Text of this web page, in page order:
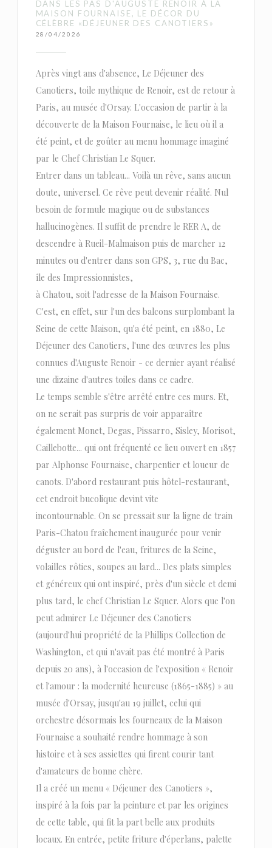
DANS LES PAS D'AUGUSTE RENOIR À LA
MAISON FOURNAISE, LE DÉCOR DU
CÉLÈBRE «DÉJEUNER DES CANOTIERS»
28/04/2026
Après vingt ans d'absence, Le Déjeuner des
Canotiers, toile mythique de Renoir, est de retour à
Paris, au musée d'Orsay. L'occasion de partir à la
découverte de la Maison Fournaise, le lieu où il a
été peint, et de goûter au menu hommage imaginé
par le Chef Christian Le Squer.
Entrer dans un tableau... Voilà un rêve, sans aucun
doute, universel. Ce rêve peut devenir réalité. Nul
besoin de formule magique ou de substances
hallucinogènes. Il suffit de prendre le RER A, de
descendre à Rueil-Malmaison puis de marcher 12
minutes ou d'entrer dans son GPS, 3, rue du Bac,
île des Impressionnistes,
à Chatou, soit l'adresse de la Maison Fournaise.
C'est, en effet, sur l'un des balcons surplombant la
Seine de cette Maison, qu'a été peint, en 1880, Le
Déjeuner des Canotiers, l'une des œuvres les plus
connues d'Auguste Renoir - ce dernier ayant réalisé
une dizaine d'autres toiles dans ce cadre.
Le temps semble s'être arrêté entre ces murs. Et,
on ne serait pas surpris de voir apparaître
également Monet, Degas, Pissarro, Sisley, Morisot,
Caillebotte... qui ont fréquenté ce lieu ouvert en 1857
par Alphonse Fournaise, charpentier et loueur de
canots. D'abord restaurant puis hôtel-restaurant,
cet endroit bucolique devint vite
incontournable. On se pressait sur la ligne de train
Paris-Chatou fraîchement inaugurée pour venir
déguster au bord de l'eau, fritures de la Seine,
volailles rôties, soupes au lard... Des plats simples
et généreux qui ont inspiré, près d'un siècle et demi
plus tard, le chef Christian Le Squer. Alors que l'on
peut admirer Le Déjeuner des Canotiers
(aujourd'hui propriété de la Phillips Collection de
Washington, et qui n'avait pas été montré à Paris
depuis 20 ans), à l'occasion de l'exposition « Renoir
et l'amour : la modernité heureuse (1865-1885) » au
musée d'Orsay, jusqu'au 19 juillet, celui qui
orchestre désormais les fourneaux de la Maison
Fournaise a souhaité rendre hommage à son
histoire et à ses assiettes qui firent courir tant
d'amateurs de bonne chère.
Il a créé un menu « Déjeuner des Canotiers »,
inspiré à la fois par la peinture et par les origines
de cette table, qui fit la part belle aux produits
locaux. En entrée, petite friture d'éperlans, palette